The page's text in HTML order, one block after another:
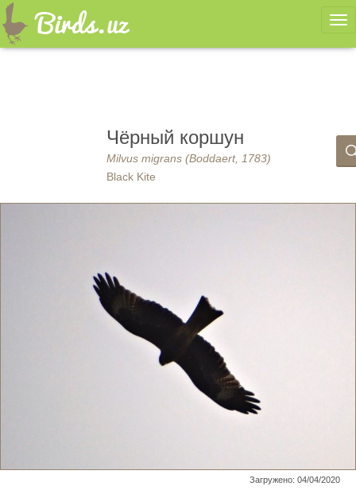
Чёрный коршун
Milvus migrans (Boddaert, 1783)
Black Kite
Загружено: 04/04/2020